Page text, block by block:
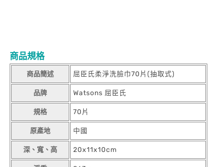
商品規格
商品簡述 屈臣氏柔淨洗臉巾70片(抽取式)
品牌 Watsons 屈臣氏
規格 70片
原產地 中國
深、寬、高 20x11x10cm